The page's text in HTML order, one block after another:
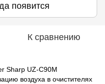
появится
К сравнению
Sharp UZ-C90M
воздуха в очистителях